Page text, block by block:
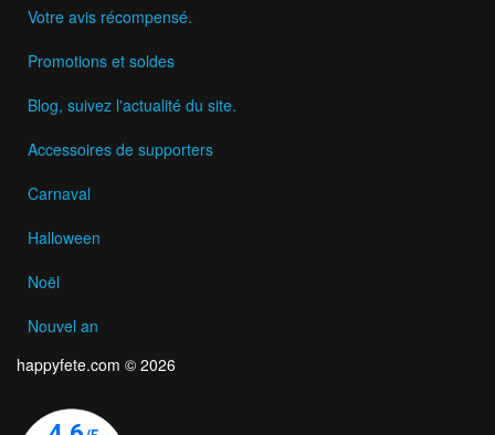
Votre avis récompensé.
Promotions et soldes
Blog, suivez l'actualité du site.
Accessoires de supporters
Carnaval
Halloween
Noël
Nouvel an
happyfete.com © 2026